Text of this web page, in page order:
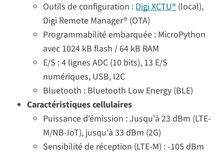
Outils de configuration :Digi XCTU®(local),
Digi Remote Manager® (OTA)
Programmabilité embarquée : MicroPython
avec 1024 kB flash / 64 kB RAM
E/S : 4 lignes ADC (10 bits), 13 E/S
numériques, USB, I2C
Bluetooth : Bluetooth Low Energy (BLE)
Caractéristiques cellulaires
Puissance d'émission : Jusqu'à 23 dBm (LTE-
M/NB-IoT), jusqu'à 33 dBm (2G)
Sensibilité de réception (LTE-M) : -105 dBm